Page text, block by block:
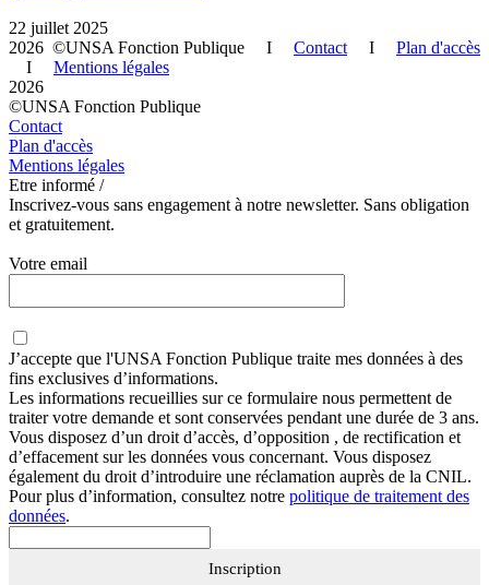
22 juillet 2025
2026 ©UNSA Fonction Publique I Contact I Plan d'accès
I Mentions légales
2026
©UNSA Fonction Publique
Contact
Plan d'accès
Mentions légales
Etre informé /
Inscrivez-vous sans engagement à notre newsletter. Sans obligation
et gratuitement.
Votre email
J’accepte que l'UNSA Fonction Publique traite mes données à des
fins exclusives d’informations.
Les informations recueillies sur ce formulaire nous permettent de
traiter votre demande et sont conservées pendant une durée de 3 ans.
Vous disposez d’un droit d’accès, d’opposition , de rectification et
d’effacement sur les données vous concernant. Vous disposez
également du droit d’introduire une réclamation auprès de la CNIL.
Pour plus d’information, consultez notre politique de traitement des
données.
Inscription